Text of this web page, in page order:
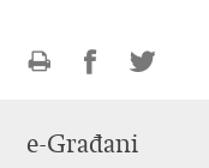
FacebookuTwitteru
e-Građani